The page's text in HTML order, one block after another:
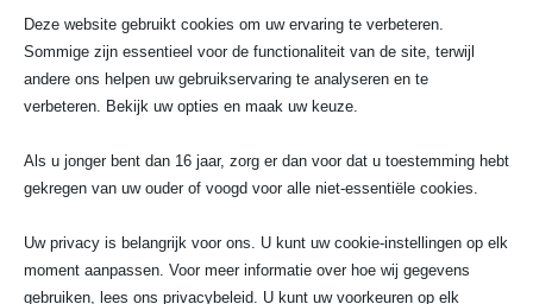
Vragen of direct schakelen? Mail naar
info@saelektroexperts.nl of stuur een WhatsApp of bel
met 070-7503681 – zo is jouw stroomvoorziening in
Voorhout altijd in goede handen.
Bekijk al onze diensten
Spoedservice
3 Fasen aansluiting
Deze website gebruikt cookies om uw ervaring te verbeteren.
Sommige zijn essentieel voor de functionaliteit van de site, terwijl
andere ons helpen uw gebruikservaring te analyseren en te
verbeteren. Bekijk uw opties en maak uw keuze.
Als u jonger bent dan 16 jaar, zorg er dan voor dat u toestemming hebt
gekregen van uw ouder of voogd voor alle niet-essentiële cookies.
Uw privacy is belangrijk voor ons. U kunt uw cookie-instellingen op elk
moment aanpassen. Voor meer informatie over hoe wij gegevens
gebruiken, lees ons privacybeleid. U kunt uw voorkeuren op elk